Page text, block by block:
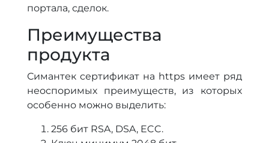
портала, сделок.
Преимущества
продукта
Симантек сертификат на https имеет ряд
неоспоримых преимуществ, из которых
особенно можно выделить:
256 бит RSA, DSA, ECC.